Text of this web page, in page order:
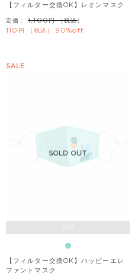
【フィルター交換OK】レオンマスク
定価： 1,100 （税込）
110 税込 90%off
S/M
SOLD OUT
SALE
【フィルター交換OK】ハッピーエレ
ファントマスク